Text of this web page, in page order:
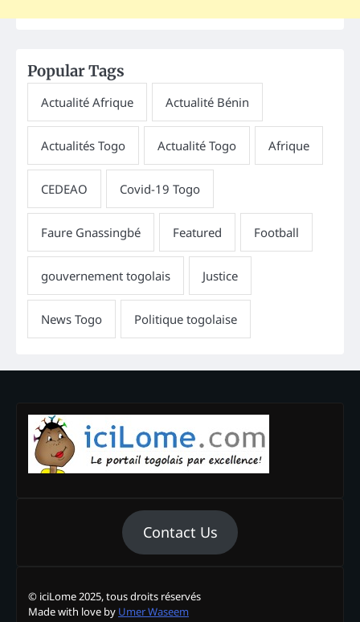
Popular Tags
Contact Us
© iciLome 2025, tous droits réservés
Made with love by Umer Waseem